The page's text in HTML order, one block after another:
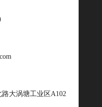
大涡塘工业区A102